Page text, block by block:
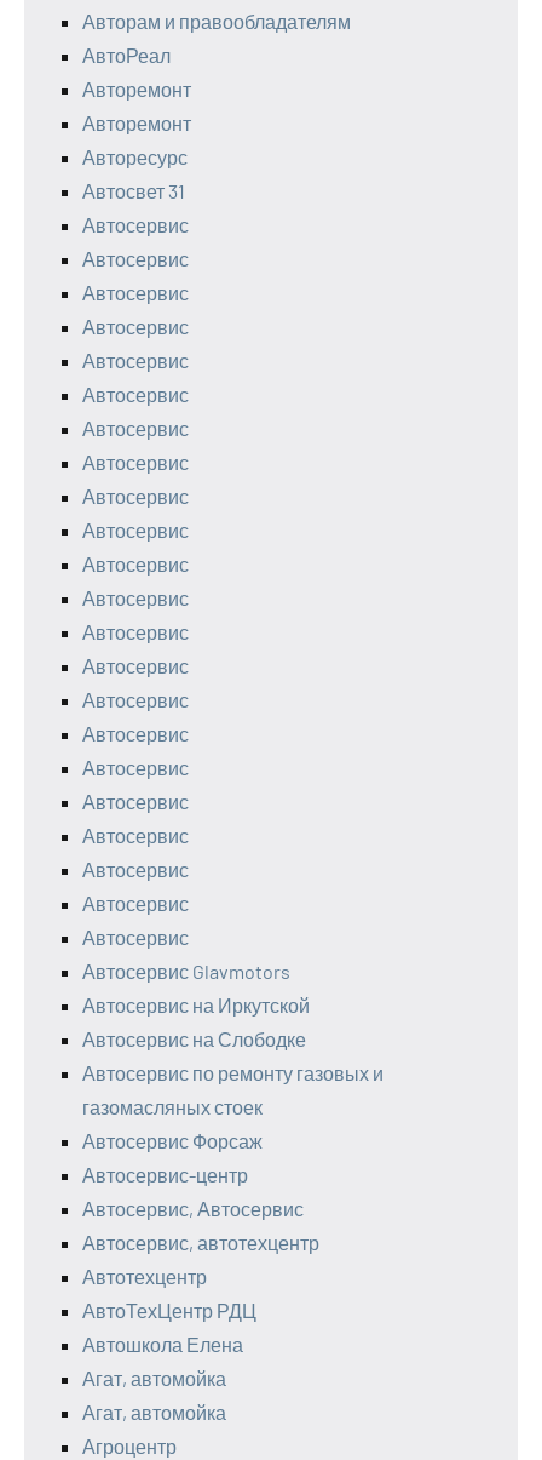
Авторам и правообладателям
АвтоРеал
Авторемонт
Авторемонт
Авторесурс
Автосвет 31
Автосервис
Автосервис
Автосервис
Автосервис
Автосервис
Автосервис
Автосервис
Автосервис
Автосервис
Автосервис
Автосервис
Автосервис
Автосервис
Автосервис
Автосервис
Автосервис
Автосервис
Автосервис
Автосервис
Автосервис
Автосервис
Автосервис
Автосервис Glavmotors
Автосервис на Иркутской
Автосервис на Слободке
Автосервис по ремонту газовых и
газомасляных стоек
Автосервис Форсаж
Автосервис-центр
Автосервис, Автосервис
Автосервис, автотехцентр
Автотехцентр
АвтоТехЦентр РДЦ
Автошкола Елена
Агат, автомойка
Агат, автомойка
Агроцентр